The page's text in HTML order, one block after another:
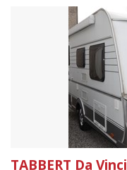
TABBERT Da